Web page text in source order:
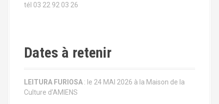
tél 03 22 92 03 26
Dates à retenir
LEITURA FURIOSA : le 24 MAI 2026 à la Maison de la
Culture d’AMIENS